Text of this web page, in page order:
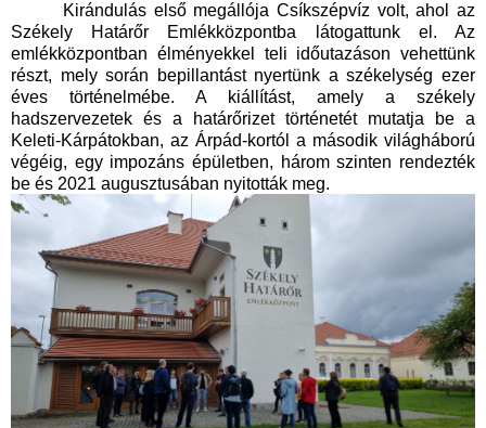
Kirándulás első megállója Csíkszépvíz volt, ahol az
Székely Határőr Emlékközpontba látogattunk el. Az
emlékközpontban élményekkel teli időutazáson vehettünk
részt, mely során bepillantást nyertünk a székelység ezer
éves történelmébe. A kiállítást, amely a székely
hadszervezetek és a határőrizet történetét mutatja be a
Keleti-Kárpátokban, az Árpád-kortól a második világháború
végéig, egy impozáns épületben, három szinten rendezték
be és 2021 augusztusában nyitották meg.